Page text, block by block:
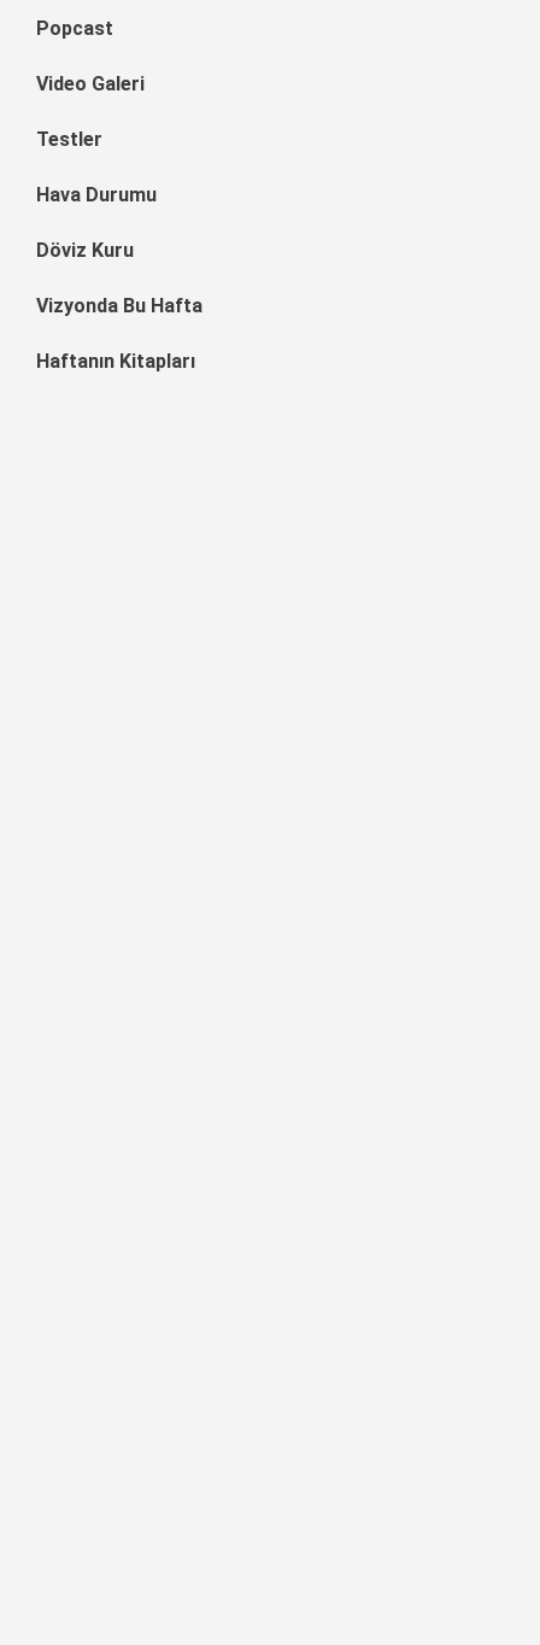
Popcast
Video Galeri
Testler
Hava Durumu
Döviz Kuru
Vizyonda Bu Hafta
Haftanın Kitapları